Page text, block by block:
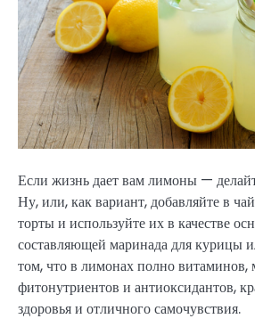
Если жизнь дает вам лимоны —
Ну, или, как вариант, добавляйте в
торты и используйте их в качестве
составляющей маринада для курицы
том, что в лимонах полно витаминов,
фитонутриентов и антиоксидантов,
здоровья и отличного самочувствия.